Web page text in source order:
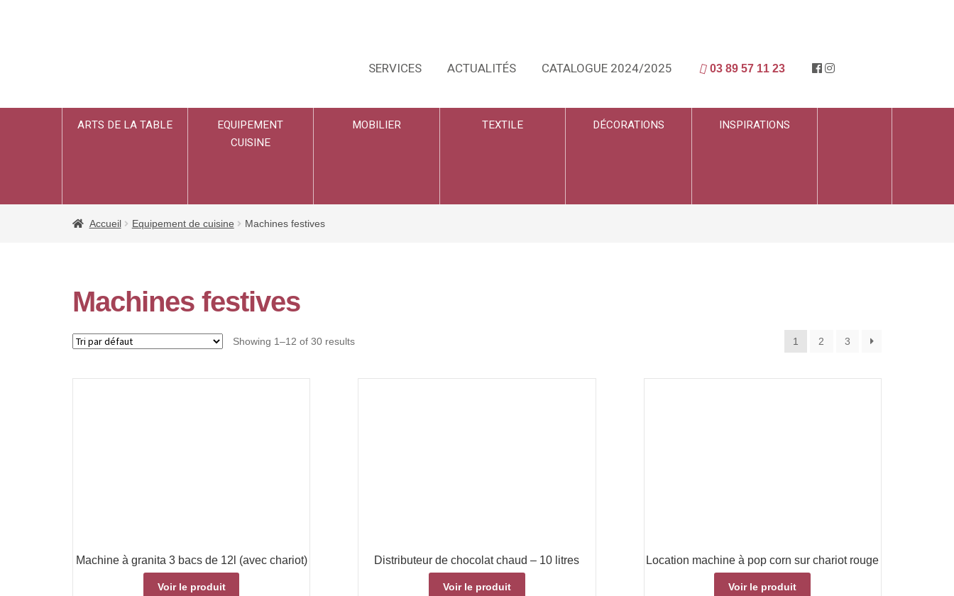
SERVICES ACTUALITÉS CATALOGUE 2024/2025 03 89 57 11 23
ARTS DE LA TABLE
EQUIPEMENT
CUISINE
MOBILIER TEXTILE DÉCORATIONS INSPIRATIONS
Accueil Equipement de cuisine Machines festives
Machines festives
Showing 1–12 of 30 results 1 2 3
Machine à granita 3 bacs de 12l (avec chariot)
Voir le produit
Distributeur de chocolat chaud – 10 litres
Voir le produit
Location machine à pop corn sur chariot rouge
Voir le produit